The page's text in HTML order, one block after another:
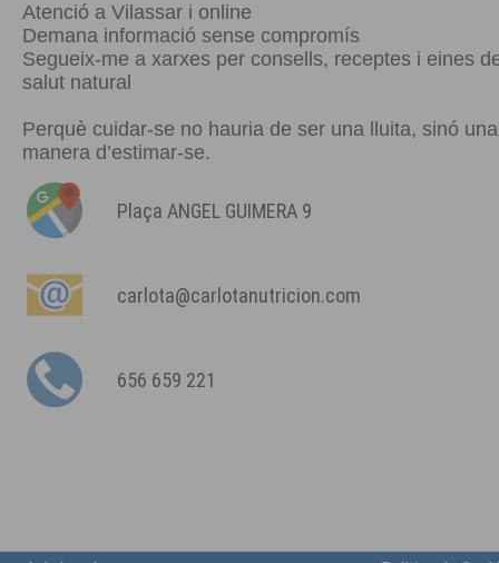
Atenció a Vilassar i online
Demana informació sense compromís
Segueix-me a xarxes per consells, receptes i eines
salut natural
Perquè cuidar-se no hauria de ser una lluita, sinó una
manera d’estimar-se.
Plaça ANGEL GUIMERA 9
carlota@carlotanutricion.com
656 659 221